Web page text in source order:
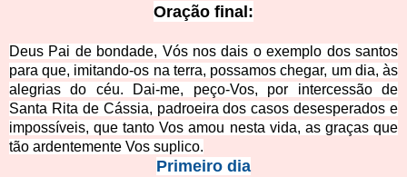
Oração final:
Deus Pai de bondade, Vós nos dais o exemplo dos santos
para que, imitando-os na terra, possamos chegar, um dia, às
alegrias do céu. Dai-me, peço-Vos, por intercessão de
Santa Rita de Cássia, padroeira dos casos desesperados e
impossíveis, que tanto Vos amou nesta vida, as graças que
tão ardentemente Vos suplico.
Primeiro dia